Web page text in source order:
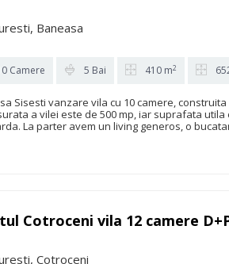
Baneasa
Camere 5 Bai 410 m2
Sisesti vanzare vila cu 10 camere,
a vilei este de 500 mp, iar suprafata
La parter avem un living generos, o
Cotroceni vila 12 camere
Cotroceni